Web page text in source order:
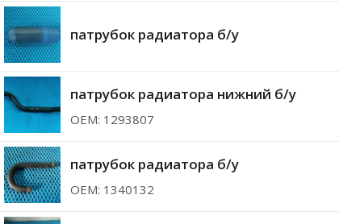
патрубок радиатора б/у
патрубок радиатора нижний б/у
ОЕМ: 1293807
патрубок радиатора б/у
ОЕМ: 1340132